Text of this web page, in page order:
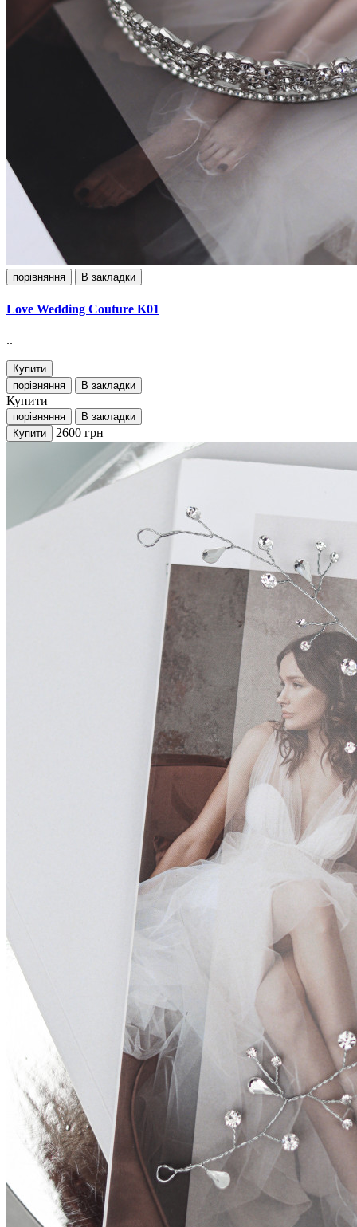
порівняння В закладки
Love Wedding Couture K01
..
Купити
порівняння
В закладки
Купити
порівняння
В закладки
Купити
2600 грн